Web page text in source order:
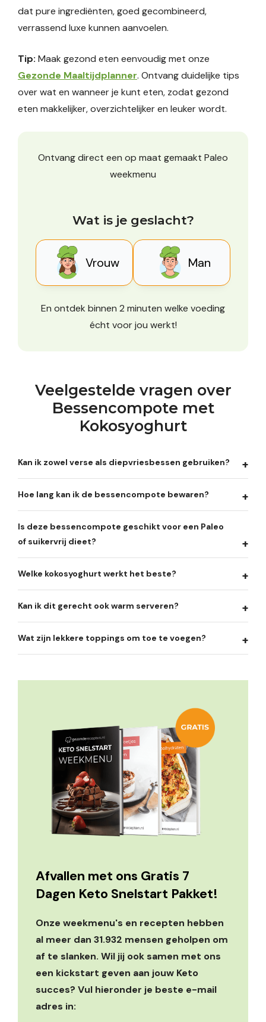
dat pure ingrediënten, goed gecombineerd,
verrassend luxe kunnen aanvoelen.
Tip: Maak gezond eten eenvoudig met onze
Gezonde Maaltijdplanner. Ontvang duidelijke tips
over wat en wanneer je kunt eten, zodat gezond
eten makkelijker, overzichtelijker en leuker wordt.
Ontvang direct een op maat gemaakt Paleo
weekmenu
Wat is je geslacht?
Vrouw Man
En ontdek binnen 2 minuten welke voeding
écht voor jou werkt!
Veelgestelde vragen over
Bessencompote met
Kokosyoghurt
Kan ik zowel verse als diepvriesbessen gebruiken?
Hoe lang kan ik de bessencompote bewaren?
Is deze bessencompote geschikt voor een Paleo
of suikervrij dieet?
Welke kokosyoghurt werkt het beste?
Kan ik dit gerecht ook warm serveren?
Wat zijn lekkere toppings om toe te voegen?
Afvallen met ons Gratis 7
Dagen Keto Snelstart Pakket!
Onze weekmenu's en recepten hebben
al meer dan 31.932 mensen geholpen om
af te slanken. Wil jij ook samen met ons
een kickstart geven aan jouw Keto
succes? Vul hieronder je beste e-mail
adres in: